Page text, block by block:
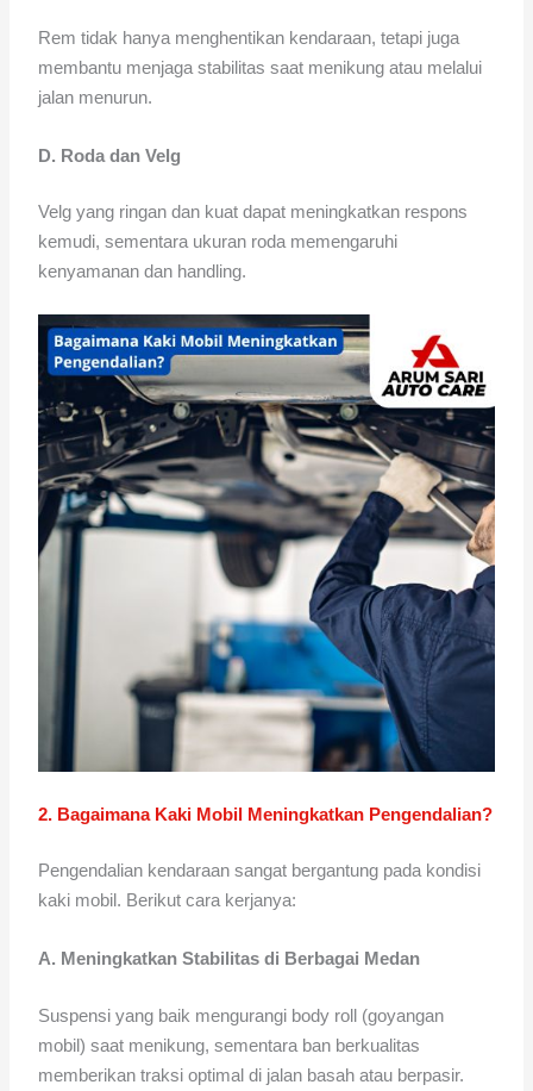
Rem tidak hanya menghentikan kendaraan, tetapi juga
membantu menjaga stabilitas saat menikung atau melalui
jalan menurun.
D. Roda dan Velg
Velg yang ringan dan kuat dapat meningkatkan respons
kemudi, sementara ukuran roda memengaruhi
kenyamanan dan handling.
2. Bagaimana Kaki Mobil Meningkatkan Pengendalian?
Pengendalian kendaraan sangat bergantung pada kondisi
kaki mobil. Berikut cara kerjanya:
A. Meningkatkan Stabilitas di Berbagai Medan
Suspensi yang baik mengurangi body roll (goyangan
mobil) saat menikung, sementara ban berkualitas
memberikan traksi optimal di jalan basah atau berpasir.